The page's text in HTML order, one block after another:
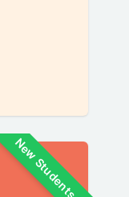
New Students Only